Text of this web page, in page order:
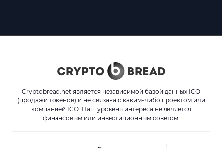
Cryptobread.net является независимой базой данных ICO
(продажи токенов) и не связана с каким-либо проектом или
компанией ICO. Наш уровень интереса не является
финансовым или инвестиционным советом.